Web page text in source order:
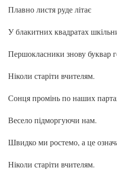
Плавно листя руде літає
У блакитних квадратах
Першокласники знову буквар
Ніколи старіти вчителям.
Сонця промінь по наших
Весело підморгуючи нам.
Швидко ми ростемо, а це
Ніколи старіти вчителям.